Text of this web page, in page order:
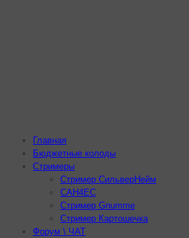
Главная
Бюджетные колоды
Стримеры
Стример СильверНейм
CAH4EC
Стример Gnumme
Стример Картошечка
Форум \ ЧАТ